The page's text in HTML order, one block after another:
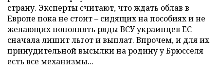
страну. Эксперты считают, что ждать облав в
Европе пока не стоит – сидящих на пособиях и не
желающих пополнять ряды ВСУ украинцев ЕС
сначала лишит льгот и выплат. Впрочем, и для их
принудительной высылки на родину у Брюсселя
есть все механизмы...